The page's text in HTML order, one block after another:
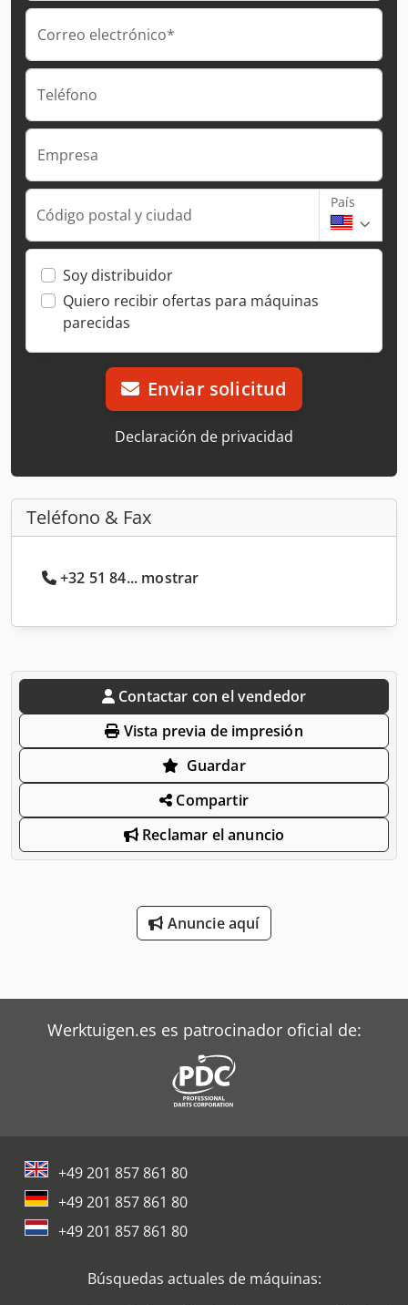
Correo electrónico*
Teléfono
Empresa
Código postal y ciudad
País
Soy distribuidor
Quiero recibir ofertas para máquinas
parecidas
Enviar solicitud
Declaración de privacidad
Teléfono & Fax
+32 51 84... mostrar
Contactar con el vendedor
Vista previa de impresión
Guardar
Compartir
Reclamar el anuncio
Anuncie aquí
Werktuigen.es es patrocinador oficial de:
+49 201 857 861 80
+49 201 857 861 80
+49 201 857 861 80
Búsquedas actuales de máquinas: